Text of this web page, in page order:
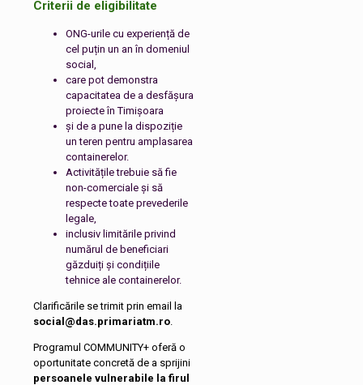
Criterii de eligibilitate
ONG-urile cu experiență de
cel puțin un an în domeniul
social,
care pot demonstra
capacitatea de a desfășura
proiecte în Timișoara
și de a pune la dispoziție
un teren pentru amplasarea
containerelor.
Activitățile trebuie să fie
non-comerciale și să
respecte toate prevederile
legale,
inclusiv limitările privind
numărul de beneficiari
găzduiți și condițiile
tehnice ale containerelor.
Clarificările se trimit prin email la
social@das.primariatm.ro
Programul COMMUNITY+ oferă o
oportunitate concretă de a sprijini
persoanele vulnerabile la firul